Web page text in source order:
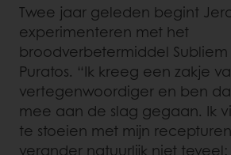
Twee jaar geleden begint
experimenteren met het
broodverbetermiddel Subliem
Puratos. “Ik kreeg een zakje
vertegenwoordiger en ben
mee aan de slag gegaan. Ik
te stoeien met mijn
verander natuurlijk niet